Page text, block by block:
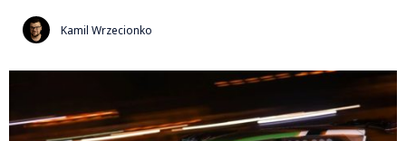
Kamil Wrzecionko